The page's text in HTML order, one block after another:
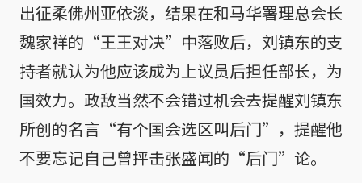
出征柔佛州亚依淡，结果在和马华署理总会长
魏家祥的“王王对决”中落败后，刘镇东的支
持者就认为他应该成为上议员后担任部长，为
国效力。政敌当然不会错过机会去提醒刘镇东
所创的名言“有个国会选区叫后门”，提醒他
不要忘记自己曾抨击张盛闻的“后门”论。